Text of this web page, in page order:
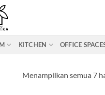
KITCHEN OFFICE
Menampilkan semua 7